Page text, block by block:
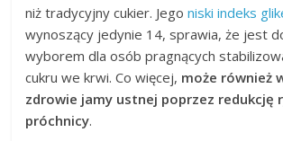
niż tradycyjny cukier. Jegoniski indeks
wynoszący jedynie 14, sprawia, że jest
wyborem dla osób pragnących
cukru we krwi. Co więcej, może również
zdrowie jamy ustnej poprzez redukcję
próchnicy.